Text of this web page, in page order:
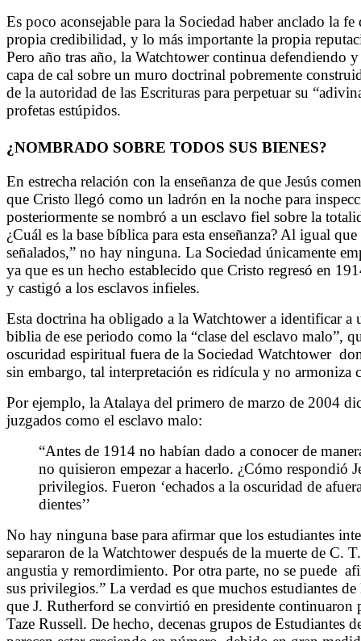
Es poco aconsejable para la Sociedad haber anclado la
propia credibilidad, y lo más importante la propia
Pero año tras año, la Watchtower continua defendiendo
capa de cal sobre un muro doctrinal pobremente
de la autoridad de las Escrituras para perpetuar su
profetas estúpidos.
¿NOMBRADO SOBRE TODOS SUS BIENES?
En estrecha relación con la enseñanza de que Jesús
que Cristo llegó como un ladrón en la noche para
posteriormente se nombró a un esclavo fiel sobre la
¿Cuál es la base bíblica para esta enseñanza? Al igual
señalados,” no hay ninguna. La Sociedad únicamente
ya que es un hecho establecido que Cristo regresó en
y castigó a los esclavos infieles.
Esta doctrina ha obligado a la Watchtower a identificar a
biblia de ese periodo como la “clase del esclavo malo”,
oscuridad espiritual fuera de la Sociedad Watchtower
sin embargo, tal interpretación es ridícula y no armoniza
Por ejemplo, la Atalaya del primero de marzo de 2004
juzgados como el esclavo malo:
“Antes de 1914 no habían dado a conocer de
no quisieron empezar a hacerlo. ¿Cómo respondió
privilegios. Fueron ‘echados a la oscuridad de
dientes’’
No hay ninguna base para afirmar que los estudiantes
separaron de la Watchtower después de la muerte de C.
angustia y remordimiento. Por otra parte, no se puede
sus privilegios.” La verdad es que muchos estudiantes
que J. Rutherford se convirtió en presidente
Taze Russell. De hecho, decenas grupos de